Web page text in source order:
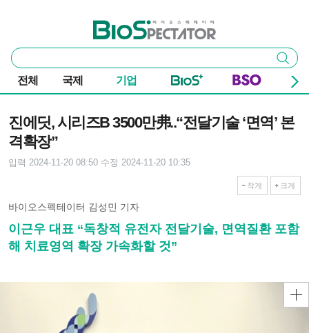
바이오스펙테이터
통
합
검
색
검색
전체 국제 기업
진에딧, 시리즈B 3500만弗..“전달기술 ‘면역’ 본
격확장”
입력 2024-11-20 08:50 수정 2024-11-20 10:35
작게 크게
바이오스펙테이터 김성민 기자
이근우 대표 “독창적 유전자 전달기술, 면역질환 포함
해 치료영역 확장 가속화할 것”